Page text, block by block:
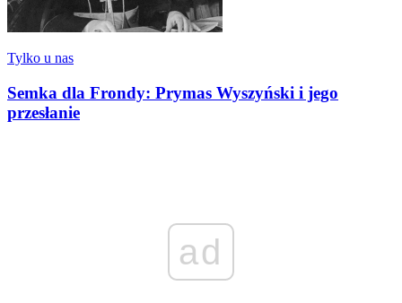
Tylko u nas
Semka dla Frondy: Prymas Wyszyński i jego
przesłanie
ad